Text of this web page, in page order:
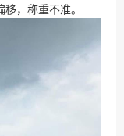
，称重不准。